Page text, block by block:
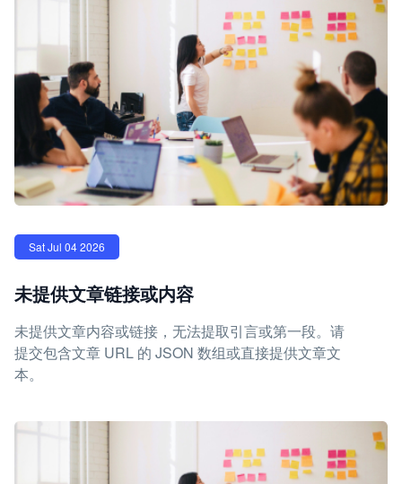
Sat Jul 04 2026
未提供文章链接或内容
未提供文章内容或链接，无法提取引言或第一段。请
提交包含文章 URL 的 JSON 数组或直接提供文章文
本。